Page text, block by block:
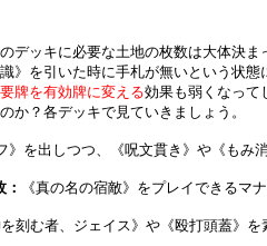
デッキに必要な土地の枚数は大体決
》を引いた時に手札が無いという状態
牌を有効牌に変える効果も弱くなっ
か？各デッキで見ていきましょう。
》を出しつつ、《呪文貫き》や《もみ
《真の名の宿敵》をプレイできるマ
を刻む者、ジェイス》や《殴打頭蓋》を